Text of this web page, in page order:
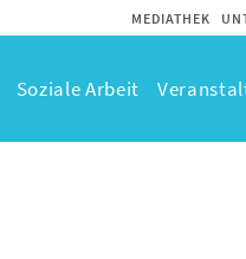
MEDIATHEK
Soziale Arbeit